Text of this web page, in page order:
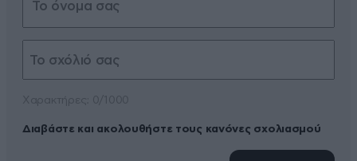
Διαβάστε και ακολουθήστε τους κανόνες σχολιασμού